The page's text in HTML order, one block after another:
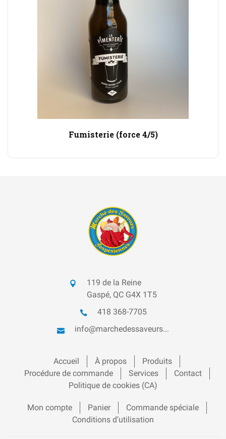
Fumisterie (force 4/5)
119 de la Reine
Gaspé, QC G4X 1T5
418 368-7705
info@marchedessaveurs...
Accueil À propos
Produits
Procédure de commande
Services
Contact
Politique de cookies (CA)
Mon compte Panier
Commande spéciale
Conditions d’utilisation